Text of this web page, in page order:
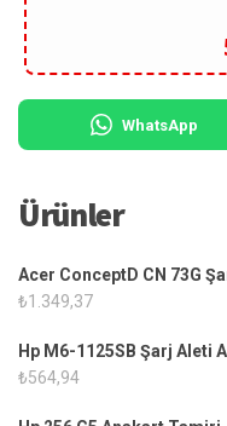
WhatsApp
Ürünler
Acer ConceptD CN 73G
₺1.349,37
Hp M6-1125SB Şarj Aleti
₺564,94